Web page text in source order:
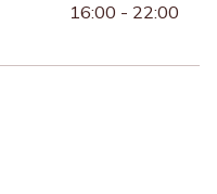
16:00 - 22:00